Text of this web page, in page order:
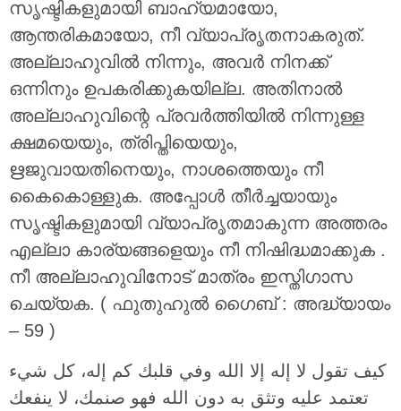
സൃഷ്ടികളുമായി ബാഹ്യമായോ,
ആന്തരികമായോ, നീ വ്യാപ്രൃതനാകരുത്.
അല്ലാഹുവില്‍ നിന്നും, അവര്‍ നിനക്ക്
ഒന്നിനും ഉപകരിക്കുകയില്ല. അതിനാല്‍
അല്ലാഹുവിന്റെ പ്രവര്‍ത്തിയില്‍ നിന്നുള്ള
ക്ഷമയെയും, ത്രിപ്തിയെയും,
ഋജുവായതിനെയും, നാശത്തെയും നീ
കൈകൊള്ളുക. അപ്പോള്‍ തീര്‍ച്ചയായും
സൃഷ്ടികളുമായി വ്യാപ്രൃതമാകുന്ന അത്തരം
എല്ലാ കാര്യങ്ങളെയും നീ നിഷിദ്ധമാക്കുക .
നീ അല്ലാഹുവിനോട് മാത്രം ഇസ്തിഗാസ
ചെയ്യക. ( ഫുതുഹുല്‍ ഗൈബ് : അദ്ധ്യായം
– 59 )
كيف تقول لا إله إلا الله وفي قلبك كم إله، كل شيء
تعتمد عليه وتثق به دون الله فهو صنمك، لا ينفعك